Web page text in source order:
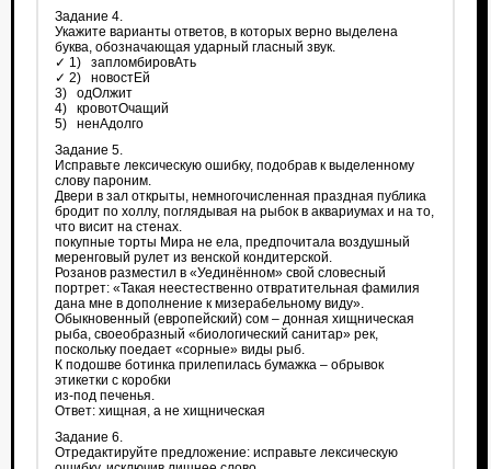
Задание 4.
Укажите варианты ответов, в которых верно выделена
буква, обозначающая ударный гласный звук.
✓ 1) запломбировАть
✓ 2) новостЕй
3) одОлжит
4) кровотОчащий
5) ненАдолго
Задание 5.
Исправьте лексическую ошибку, подобрав к выделенному
слову пароним.
Двери в зал открыты, немногочисленная праздная публика
бродит по холлу, поглядывая на рыбок в аквариумах и на то,
что висит на стенах.
покупные торты Мира не ела, предпочитала воздушный
меренговый рулет из венской кондитерской.
Розанов разместил в «Уединённом» свой словесный
портрет: «Такая неестественно отвратительная фамилия
дана мне в дополнение к мизерабельному виду».
Обыкновенный (европейский) сом – донная хищническая
рыба, своеобразный «биологический санитар» рек,
поскольку поедает «сорные» виды рыб.
К подошве ботинка прилепилась бумажка – обрывок
этикетки с коробки
из-под печенья.
Ответ: хищная, а не хищническая
Задание 6.
Отредактируйте предложение: исправьте лексическую